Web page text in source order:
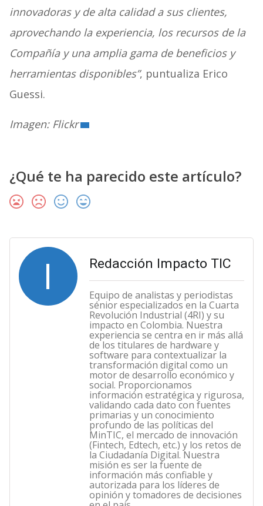
innovadoras y de alta calidad a sus clientes,
aprovechando la experiencia, los recursos de la
Compañía y una amplia gama de beneficios y
herramientas disponibles”, puntualiza Erico
Guessi.
Imagen: Flickr
¿Qué te ha parecido este artículo?
I Redacción Impacto TIC
Equipo de analistas y periodistas
sénior especializados en la Cuarta
Revolución Industrial (4RI) y su
impacto en Colombia. Nuestra
experiencia se centra en ir más allá
de los titulares de hardware y
software para contextualizar la
transformación digital como un
motor de desarrollo económico y
social. Proporcionamos
información estratégica y rigurosa,
validando cada dato con fuentes
primarias y un conocimiento
profundo de las políticas del
MinTIC, el mercado de innovación
(Fintech, Edtech, etc.) y los retos de
la Ciudadanía Digital. Nuestra
misión es ser la fuente de
información más confiable y
autorizada para los líderes de
opinión y tomadores de decisiones